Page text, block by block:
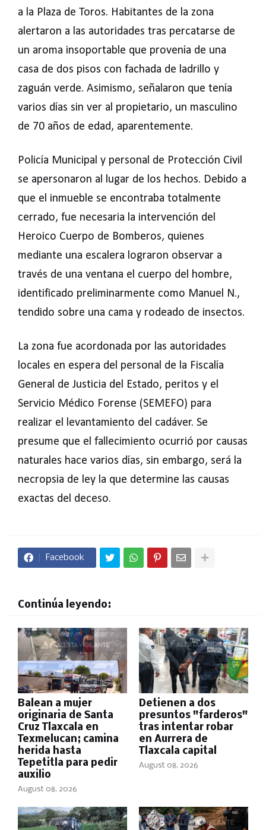
a la Plaza de Toros. Habitantes de la zona
alertaron a las autoridades tras percatarse de
un aroma insoportable que provenía de una
casa de dos pisos con fachada de ladrillo y
zaguán verde. Asimismo, señalaron que tenía
varios días sin ver al propietario, un masculino
de 70 años de edad, aparentemente.
Policía Municipal y personal de Protección Civil
se apersonaron al lugar de los hechos. Debido a
que el inmueble se encontraba totalmente
cerrado, fue necesaria la intervención del
Heroico Cuerpo de Bomberos, quienes
mediante una escalera lograron observar a
través de una ventana el cuerpo del hombre,
identificado preliminarmente como Manuel N.,
tendido sobre una cama y rodeado de insectos.
La zona fue acordonada por las autoridades
locales en espera del personal de la Fiscalía
General de Justicia del Estado, peritos y el
Servicio Médico Forense (SEMEFO) para
realizar el levantamiento del cadáver. Se
presume que el fallecimiento ocurrió por causas
naturales hace varios días, sin embargo, será la
necropsia de ley la que determine las causas
exactas del deceso.
Facebook
Continúa leyendo:
Balean a mujer
originaria de Santa
Cruz Tlaxcala en
Texmelucan; camina
herida hasta
Tepetitla para pedir
auxilio
August 08, 2026
Detienen a dos
presuntos "farderos"
tras intentar robar
en Aurrera de
Tlaxcala capital
August 08, 2026